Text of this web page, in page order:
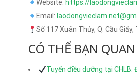
Website: https://
Email:
Số 117 Xuân Thủy, Q. Cầu Giấy,
CÓ THỂ BẠN
Tuyển điều dưỡng tại CHLB.